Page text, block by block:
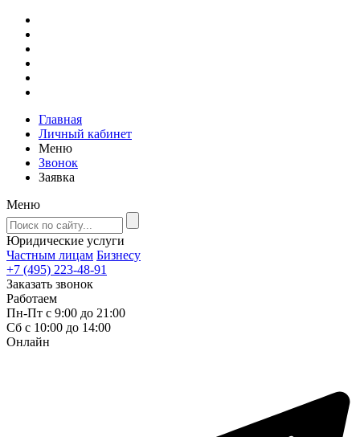
Главная
Личный кабинет
Меню
Звонок
Заявка
Меню
Юридические услуги
Частным лицам Бизнесу
+7 (495) 223-48-91
Заказать звонок
Работаем
Пн-Пт с 9:00 до 21:00
Сб с 10:00 до 14:00
Онлайн